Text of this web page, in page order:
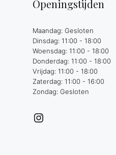
Openingstijden
Maandag: Gesloten
Dinsdag: 11:00 - 18:00
Woensdag: 11:00 - 18:00
Donderdag: 11:00 - 18:00
Vrijdag: 11:00 - 18:00
Zaterdag: 11:00 - 16:00
Zondag: Gesloten
Instagram